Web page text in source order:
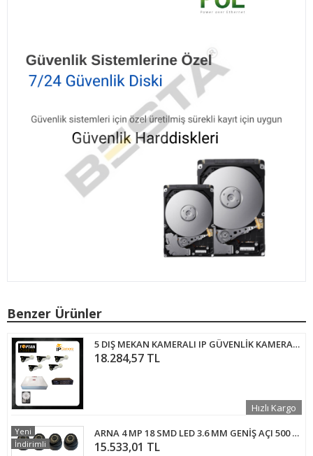
Benzer Ürünler
5 DIŞ MEKAN KAMERALI IP GÜVENLİK KAMERASI SETİ - HDD DAHİL - TG1419
18.284,57 TL
Hızlı Kargo
ARNA 4 MP 18 SMD LED 3.6 MM GENİŞ AÇI 500 GB HDD DAHİL İÇ MEKAN GÜVENLİK KAMERA SETİ - ST445001914
15.533,01 TL
Yeni
İndirimli